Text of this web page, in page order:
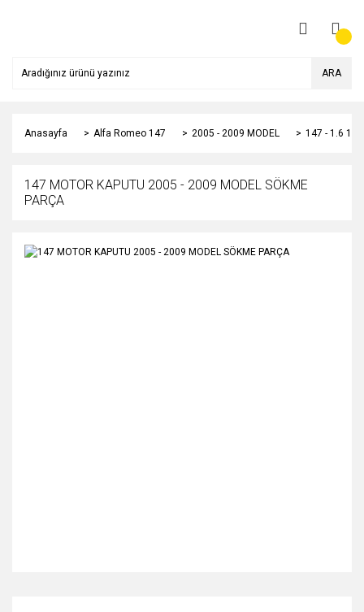
ARA
Anasayfa Alfa Romeo 147 2005 - 2009 MODEL 147 - 1.6
147 MOTOR KAPUTU 2005 - 2009 MODEL SÖKME
PARÇA